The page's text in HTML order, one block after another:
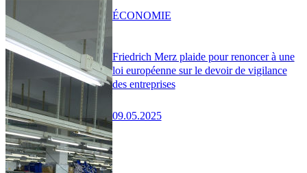
Friedrich Merz plaide pour renoncer à une
loi européenne sur le devoir de vigilance
des entreprises
09.05.2025
ÉCONOMIE